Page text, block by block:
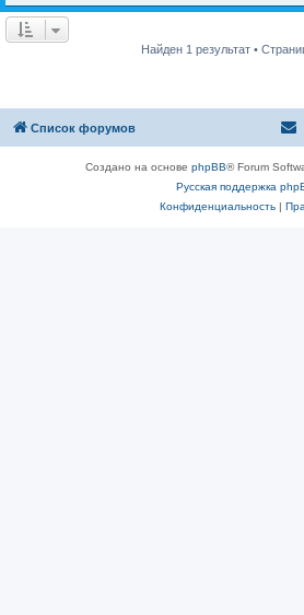
Найден 1 результат •
Список форумов
Создано на основе phpBB® Forum
Русская поддержка
Конфиденциальность|